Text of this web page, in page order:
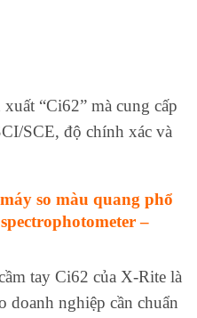
“Ci62” mà cung cấp
SCE, độ chính xác và
so màu quang phổ
–
tay Ci62 của X‑Rite là
doanh nghiệp cần chuẩn